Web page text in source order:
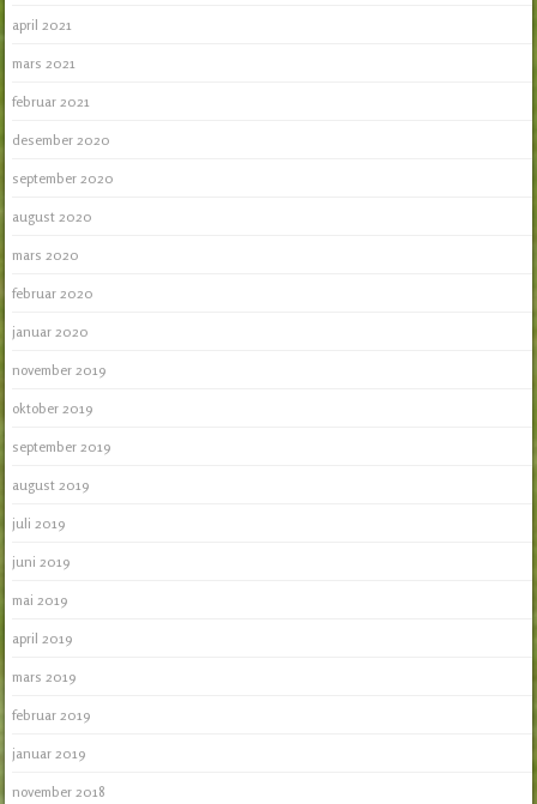
april 2021
mars 2021
februar 2021
desember 2020
september 2020
august 2020
mars 2020
februar 2020
januar 2020
november 2019
oktober 2019
september 2019
august 2019
juli 2019
juni 2019
mai 2019
april 2019
mars 2019
februar 2019
januar 2019
november 2018